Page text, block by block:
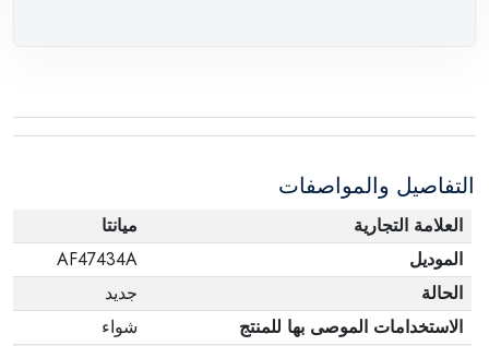
التفاصيل والمواصفات
العلامة التجارية
ميانتا
الموديل
AF47434A
الحالة
جديد
الاستخدامات الموصى بها للمنتج
شواء